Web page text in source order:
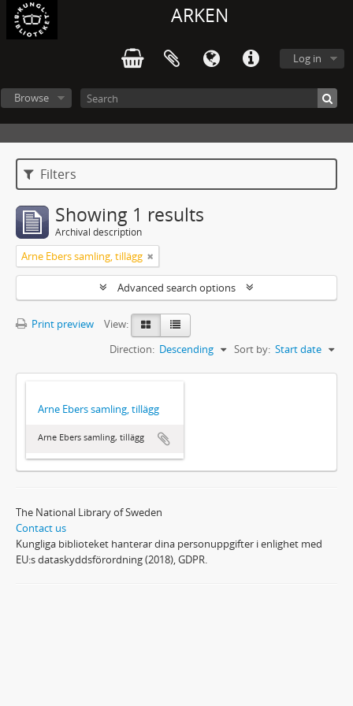
ARKEN
Log in
Browse
Filters
Showing 1 results
Archival description
Arne Ebers samling, tillägg
Advanced search options
Print preview
View:
Sort by: Start date
Direction: Descending
Arne Ebers samling, tillägg
Arne Ebers samling, tillägg
The National Library of Sweden
Contact us
Kungliga biblioteket hanterar dina personuppgifter i enlighet med
EU:s dataskyddsförordning (2018), GDPR.